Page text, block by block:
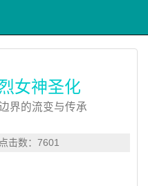
女神圣化
界的流变与传承
击数：7601